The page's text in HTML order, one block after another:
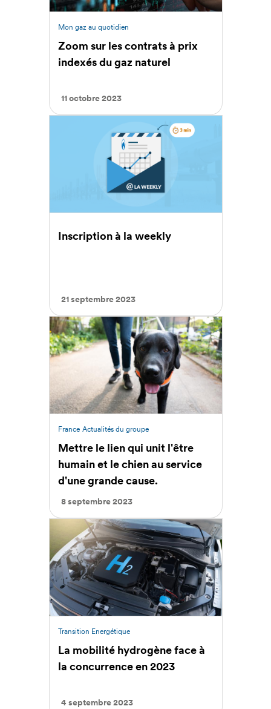
Mon gaz au quotidien
Zoom sur les contrats à prix
indexés du gaz naturel
11 octobre 2023
Inscription à la weekly
21 septembre 2023
France Actualités du groupe
Mettre le lien qui unit l'être
humain et le chien au service
d'une grande cause.
8 septembre 2023
Transition Energétique
La mobilité hydrogène face à
la concurrence en 2023
4 septembre 2023